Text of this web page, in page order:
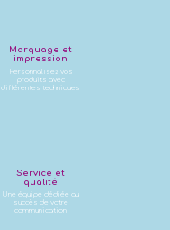
Marquage et
impression
Personnalisez vos
produits avec
différentes techniques
Service et
qualité
Une équipe dédiée au
succès de votre
communication